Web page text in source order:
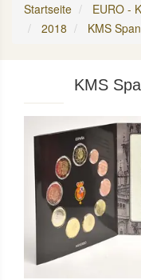
Startseite EURO -
2018
KMS
KMS